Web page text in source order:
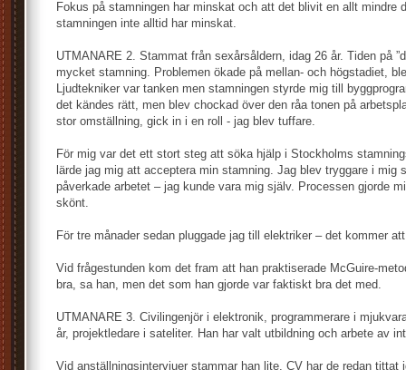
Fokus på stamningen har minskat och att det blivit en allt mindre
stamningen inte alltid har minskat.
UTMANARE 2. Stammat från sexårsåldern, idag 26 år. Tiden på
mycket stamning. Problemen ökade på mellan- och högstadiet,
Ljudtekniker var tanken men stamningen styrde mig till
det kändes rätt, men blev chockad över den råa tonen på
stor omställning, gick in i en roll - jag blev tuffare.
För mig var det ett stort steg att söka hjälp i Stockholms
lärde jag mig att acceptera min stamning. Jag blev tryggare i mig
påverkade arbetet – jag kunde vara mig själv. Processen gjorde
skönt.
För tre månader sedan pluggade jag till elektriker – det kommer
Vid frågestunden kom det fram att han praktiserade McGuire-
bra, sa han, men det som han gjorde var faktiskt bra det med.
UTMANARE 3. Civilingenjör i elektronik, programmerare i
år, projektledare i sateliter. Han har valt utbildning och arbete av
Vid anställningsintervjuer stammar han lite. CV har de redan tittat